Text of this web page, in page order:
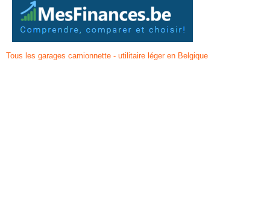
Tous les garages camionnette - utilitaire léger en Belgique